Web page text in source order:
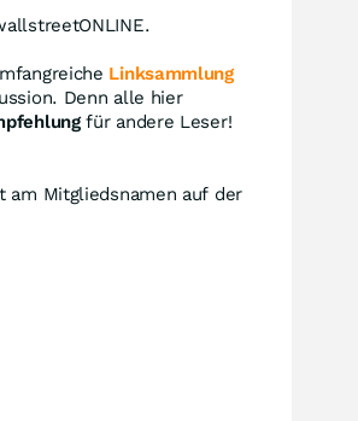
Linksammlung
Denn alle hier
für andere Leser!
Mitgliedsnamen auf der